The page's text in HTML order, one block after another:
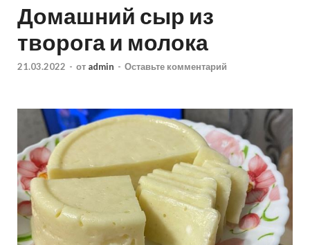
Домашний сыр из
творога и молока
21.03.2022 - от admin - Оставьте комментарий